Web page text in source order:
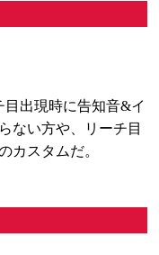
出現時に告知音&イ
ない方や、リーチ目
カスタムだ。